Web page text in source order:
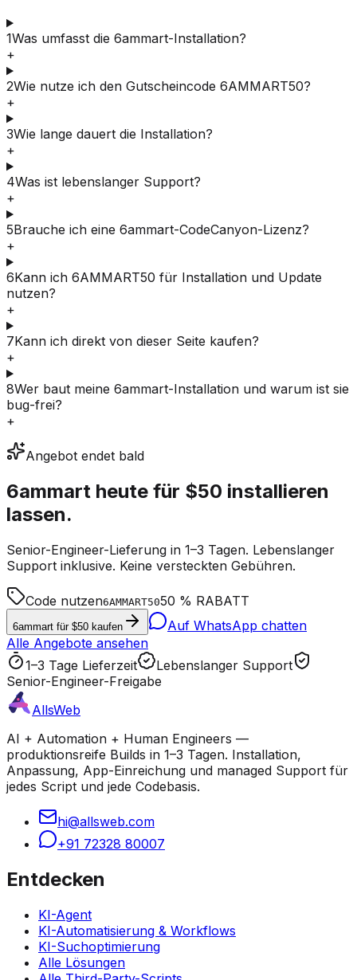
1Was umfasst die 6ammart-Installation?
+
2Wie nutze ich den Gutscheincode 6AMMART50?
+
3Wie lange dauert die Installation?
+
4Was ist lebenslanger Support?
+
5Brauche ich eine 6ammart-CodeCanyon-Lizenz?
+
6Kann ich 6AMMART50 für Installation und Update
nutzen?
+
7Kann ich direkt von dieser Seite kaufen?
+
8Wer baut meine 6ammart-Installation und warum ist sie
bug-frei?
+
Angebot endet bald
6ammart heute für $50 installieren
lassen.
Senior-Engineer-Lieferung in 1–3 Tagen. Lebenslanger
Support inklusive. Keine versteckten Gebühren.
Code nutzen6AMMART5050 % RABATT
6ammart für $50 kaufen
Auf WhatsApp chatten
Alle Angebote ansehen
1–3 Tage Lieferzeit
Lebenslanger Support
Senior-Engineer-Freigabe
AllsWeb
AI + Automation + Human Engineers —
produktionsreife Builds in 1–3 Tagen. Installation,
Anpassung, App-Einreichung und managed Support für
jedes Script und jede Codebasis.
hi@allsweb.com
+91 72328 80007
Entdecken
KI-Agent
KI-Automatisierung & Workflows
KI-Suchoptimierung
Alle Lösungen